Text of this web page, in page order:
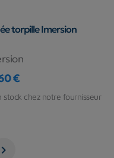
torpille Imersion
€
stock chez notre fournisseur
